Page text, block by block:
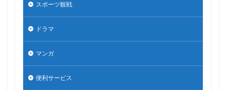
スポーツ観戦
ドラマ
マンガ
便利サービス